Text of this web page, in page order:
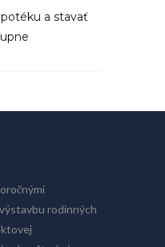
a stavať
rodinných